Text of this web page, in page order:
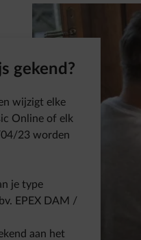
gekend?
wijzigt elke
Online of elk
23 worden
je type
EPEX DAM /
aan het